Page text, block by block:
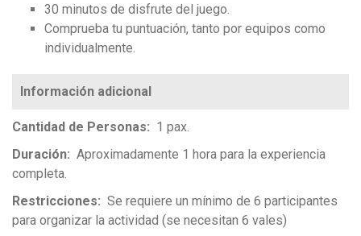
30 minutos de disfrute del juego.
Comprueba tu puntuación, tanto por equipos como
individualmente.
Cantidad de Personas
1 pax.
Duración
Aproximadamente 1 hora para la experiencia
completa.
Restricciones
Se requiere un mínimo de 6 participantes
para organizar la actividad (se necesitan 6 vales)